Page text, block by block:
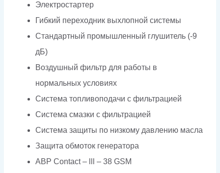
Электростартер
Гибкий переходник выхлопной системы
Стандартный промышленный глушитель (-9
дБ)
Воздушный фильтр для работы в
нормальных условиях
Система топливоподачи с фильтрацией
Система смазки с фильтрацией
Система защиты по низкому давлению масла
Защита обмоток генератора
АВР Contact – lll – 38 GSM